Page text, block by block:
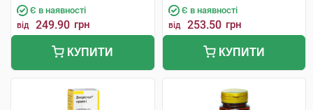
Є в наявності
від 249.90 грн
КУПИТИ
Є в наявності
від 253.50 грн
КУПИТИ